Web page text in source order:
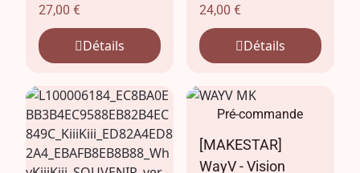
27,00€
Détails
24,00 €
Détails
Pré-commande
[MAKESTAR]
WayV - Vision